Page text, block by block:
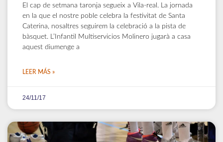
El cap de setmana taronja segueix a Vila-real. La jornada
en la que el nostre poble celebra la festivitat de Santa
Caterina, nosaltres seguirem la celebració a la pista de
bàsquet. L’Infantil Multiservicios Molinero jugarà a casa
aquest diumenge a
LEER MÁS »
24/11/17